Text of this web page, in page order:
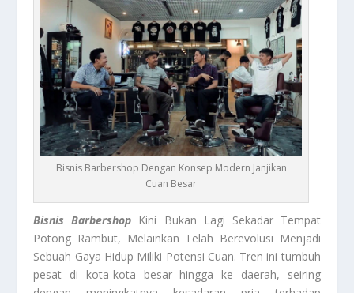
Bisnis Barbershop Dengan Konsep Modern Janjikan
Cuan Besar
Bisnis Barbershop Kini Bukan Lagi Sekadar Tempat
Potong Rambut, Melainkan Telah Berevolusi Menjadi
Sebuah Gaya Hidup Miliki Potensi Cuan. Tren ini tumbuh
pesat di kota-kota besar hingga ke daerah, seiring